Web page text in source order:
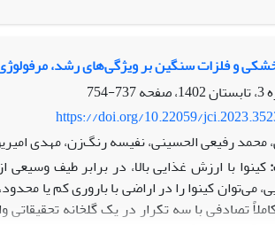
در هزار سولفات‏ منیزیم نسبت به سایر
و فلزات سنگین بر ویژگی‌های رشد، مرفولوژی
737-754
https://doi.org/10.22059/
محمد رفیعی الحسینی، نفیسه رنگ‌زن، مهدی
کینوا با ارزش غذایی بالا، در برابر طیف
می‌توان کینوا را در اراضی با باروری کم یا
تصادفی با سه تکرار در یک گلخانه